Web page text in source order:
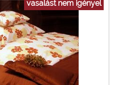
vasalást nem igényel